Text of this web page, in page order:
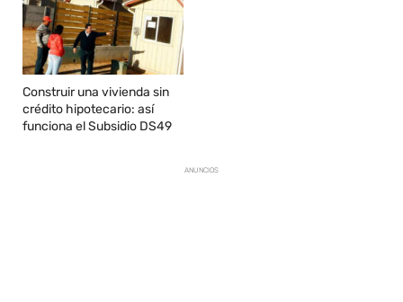
Construir una vivienda sin
crédito hipotecario: así
funciona el Subsidio DS49
ANUNCIOS